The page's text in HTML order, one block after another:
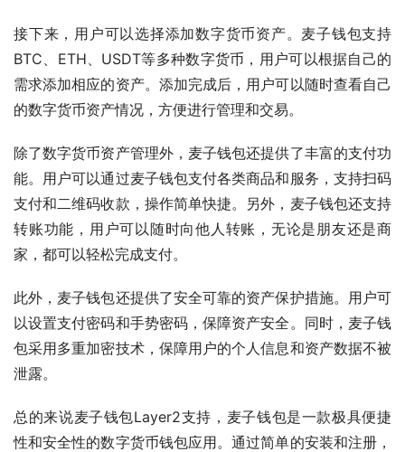
接下来，用户可以选择添加数字货币资产。麦子钱包支持
BTC、ETH、USDT等多种数字货币，用户可以根据自己的
需求添加相应的资产。添加完成后，用户可以随时查看自己
的数字货币资产情况，方便进行管理和交易。
除了数字货币资产管理外，麦子钱包还提供了丰富的支付功
能。用户可以通过麦子钱包支付各类商品和服务，支持扫码
支付和二维码收款，操作简单快捷。另外，麦子钱包还支持
转账功能，用户可以随时向他人转账，无论是朋友还是商
家，都可以轻松完成支付。
此外，麦子钱包还提供了安全可靠的资产保护措施。用户可
以设置支付密码和手势密码，保障资产安全。同时，麦子钱
包采用多重加密技术，保障用户的个人信息和资产数据不被
泄露。
总的来说麦子钱包Layer2支持，麦子钱包是一款极具便捷
性和安全性的数字货币钱包应用。通过简单的安装和注册，